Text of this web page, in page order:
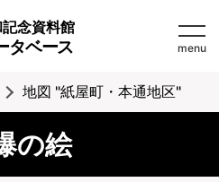
念資料館
タベース menu
地図 "紙屋町・本通地区"
の絵